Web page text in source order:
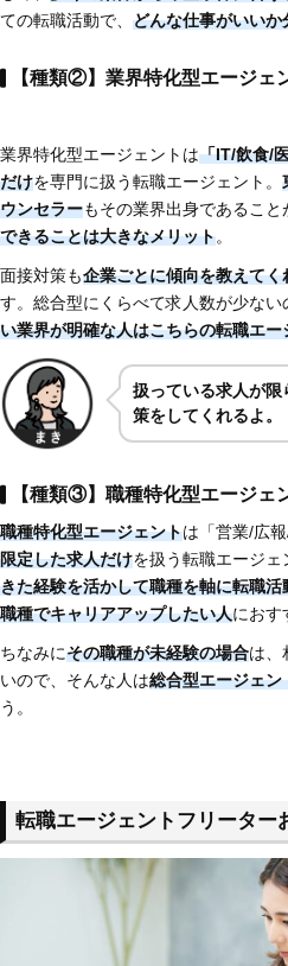
ての転職活動で、 どんな仕事がいいか
【種類②】業界特化型エージェ
業界特化型エージェントは「IT/飲食/
だけを専門に扱う転職エージェント。
ウンセラーもその業界出身であること
できることは大きなメリット。
面接対策も企業ごとに傾向を教えて
す。総合型にくらべて求人数が少ない
い業界が明確な人はこちらの転職エ
扱っている求人が
策をしてくれるよ。
【種類③】職種特化型エージェ
職種特化型エージェントは「営業/広
限定した求人だけを扱う転職エージ
きた経験を活かして職種を軸に転職活
職種でキャリアアップしたい人におす
ちなみにその職種が未経験の場合は、
いので、そんな人は総合型エージェン
う。
転職エージェントフリーター